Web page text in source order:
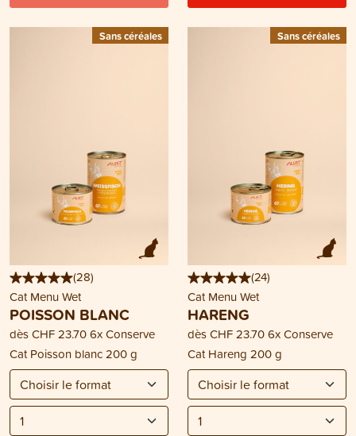
Sans céréales
(28)
Cat Menu Wet
POISSON BLANC
dèsCHF 23.706x Conserve
Cat Poisson blanc 200 g
Sans céréales
(24)
Cat Menu Wet
HARENG
dèsCHF 23.706x Conserve
Cat Hareng 200 g